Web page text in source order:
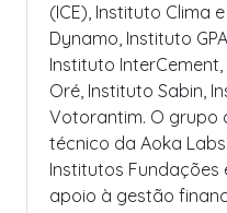
(ICE), Instituto Clima
Dynamo, Instituto
Instituto
Oré, Instituto Sabin,
Votorantim. O grupo
técnico da Aoka Labs
Institutos Fundações
apoio à gestão